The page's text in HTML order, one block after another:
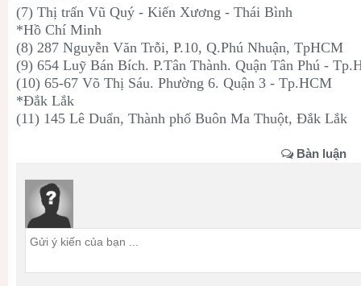
(7) Thị trấn Vũ Quý - Kiến Xương - Thái Bình
*Hồ Chí Minh
(8) 287 Nguyễn Văn Trỗi, P.10, Q.Phú Nhuận, TpHCM
(9) 654 Luỹ Bán Bích. P.Tân Thành. Quận Tân Phú -
(10) 65-67 Võ Thị Sáu. Phường 6. Quận 3 - Tp.HCM
*Đắk Lắk
(11) 145 Lê Duẩn, Thành phố Buôn Ma Thuột, Đắk Lắk
Bàn luận